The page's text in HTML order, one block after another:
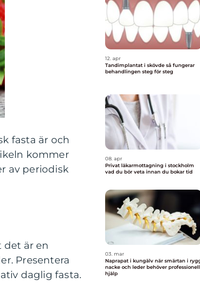
fasta är och
kommer
av periodisk
det är en
Presentera
daglig fasta.
12. apr
Tandimplantat i skövde så fungerar
behandlingen steg för steg
08. apr
Privat läkarmottagning i stockholm
vad du bör veta innan du bokar tid
03. mar
Naprapat i kungälv när smärtan i rygg,
nacke och leder behöver professionell
hjälp